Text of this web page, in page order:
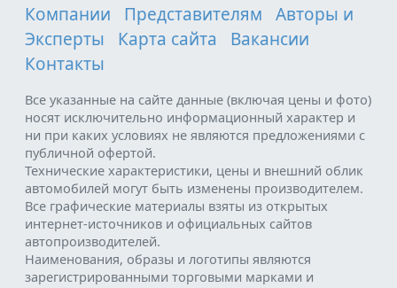
Компании Представителям
Авторы и
Эксперты
Карта сайта
Вакансии
Контакты
Все указанные на сайте данные (включая цены и фото)
носят исключительно информационный характер и
ни при каких условиях не являются предложениями с
публичной офертой.
Технические характеристики, цены и внешний облик
автомобилей могут быть изменены производителем.
Все графические материалы взяты из открытых
интернет-источников и официальных сайтов
автопроизводителей.
Наименования, образы и логотипы являются
зарегистрированными торговыми марками и